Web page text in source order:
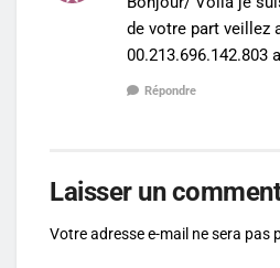
de votre part veillez
00.213.696.142.803
Répondre
Laisser un
Votre adresse e-mail ne sera pas